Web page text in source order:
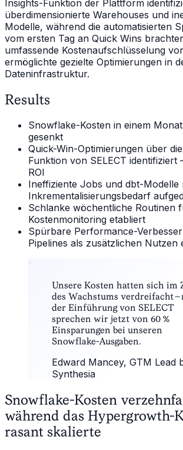
Insights-Funktion der Plattform
überdimensionierte Warehouses und
Modelle, während die automatisierten
vom ersten Tag an Quick Wins
umfassende Kostenaufschlüsselung
ermöglichte gezielte Optimierungen in
Dateninfrastruktur.
Results
Snowflake-Kosten in einem
gesenkt
Quick-Win-Optimierungen über
Funktion von SELECT identifiziert
ROI
Ineffiziente Jobs und dbt-Modelle
Inkrementalisierungsbedarf
Schlanke wöchentliche Routinen
Kostenmonitoring etabliert
Spürbare Performance-
Pipelines als zusätzlichen Nutzen
“
Unsere Kosten hatten sich im
des Wachstums verdreifacht –
der Einführung von SELECT
sprechen wir jetzt von 60 %
Einsparungen bei unseren
Snowflake-Ausgaben.
Edward Mancey, GTM Lead
Synthesia
Snowflake-Kosten
während das Hypergrowth-
rasant skalierte